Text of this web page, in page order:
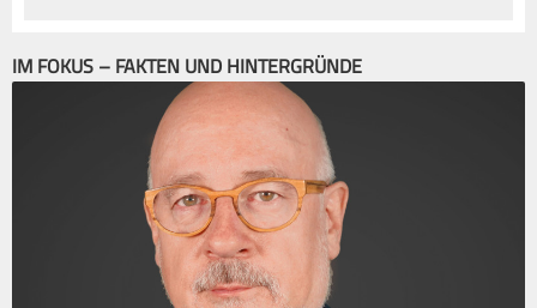
IM FOKUS – FAKTEN UND HINTERGRÜNDE